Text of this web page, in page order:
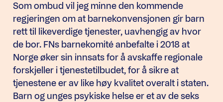
Som ombud vil jeg minne den kommende
regjeringen om at barnekonvensjonen gir barn
rett til likeverdige tjenester, uavhengig av hvor
de bor. FNs barnekomité anbefalte i 2018 at
Norge øker sin innsats for å avskaffe regionale
forskjeller i tjenestetilbudet, for å sikre at
tjenestene er av like høy kvalitet overalt i staten.
Barn og unges psykiske helse er et av de seks